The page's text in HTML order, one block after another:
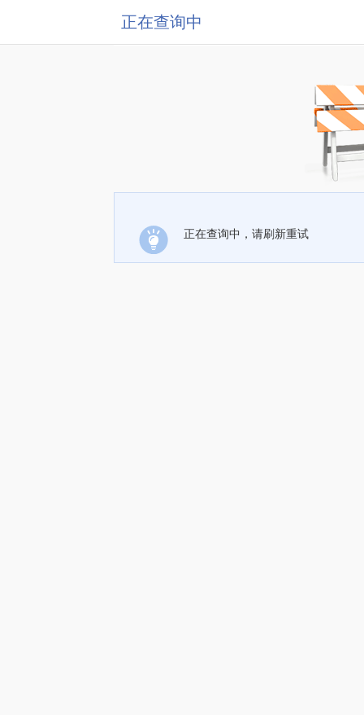
正在查询中
正在查询中，请刷新重试